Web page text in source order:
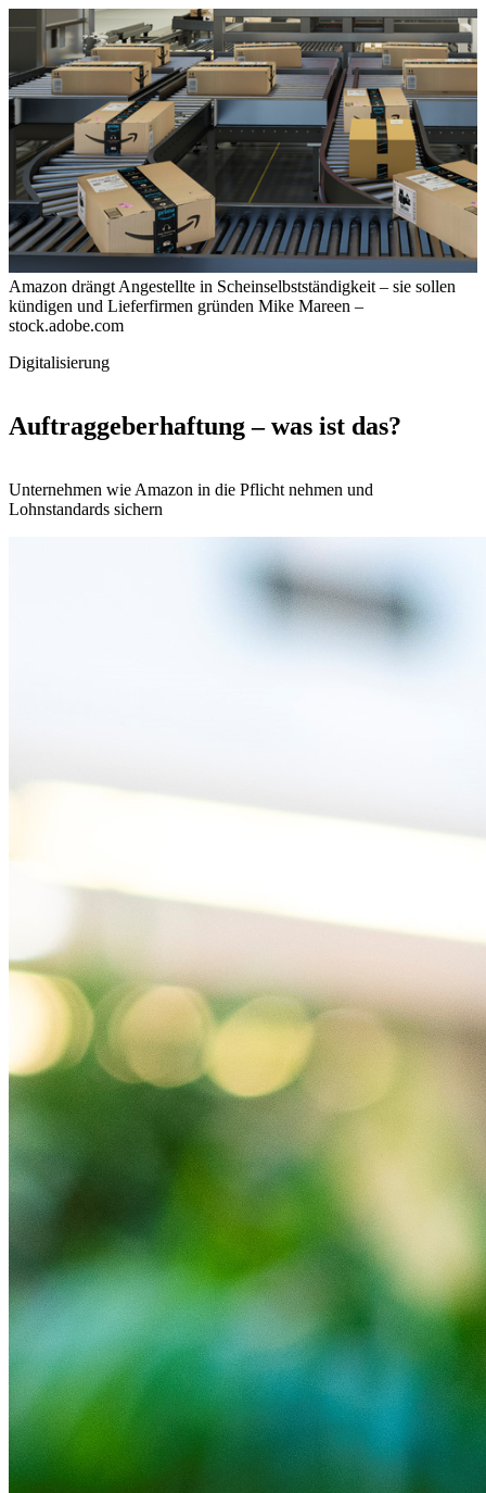
Amazon drängt Angestellte in Scheinselbstständigkeit – sie sollen
kündigen und Lieferfirmen gründen Mike Mareen –
stock.adobe.com
Digitalisierung
Auftraggeberhaftung – was ist das?
Unternehmen wie Amazon in die Pflicht nehmen und
Lohnstandards sichern